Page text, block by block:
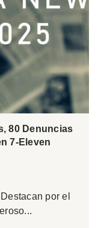
80 Denuncias
7-Eleven
por el